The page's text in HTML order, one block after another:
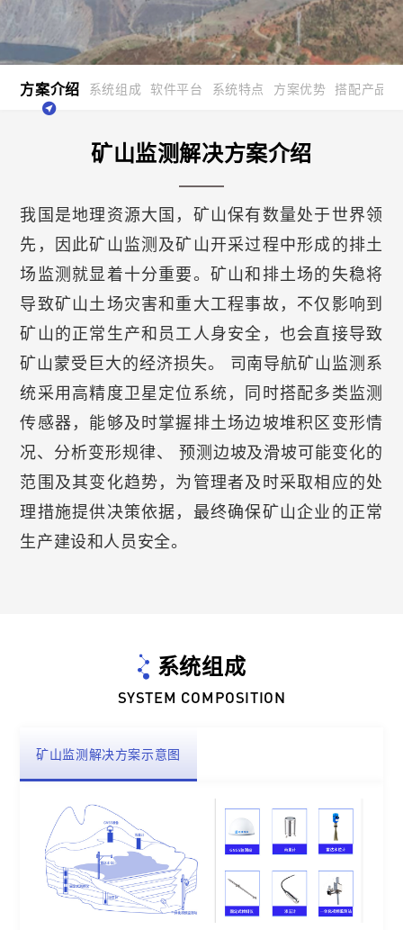
方案介绍 系统组成 软件平台 系统特点 方案优势 搭配产品
矿山监测解决方案介绍
我国是地理资源大国，矿山保有数量处于世界领
先，因此矿山监测及矿山开采过程中形成的排土
场监测就显着十分重要。矿山和排土场的失稳将
导致矿山土场灾害和重大工程事故，不仅影响到
矿山的正常生产和员工人身安全，也会直接导致
矿山蒙受巨大的经济损失。 司南导航矿山监测系
统采用高精度卫星定位系统，同时搭配多类监测
传感器，能够及时掌握排土场边坡堆积区变形情
况、分析变形规律、 预测边坡及滑坡可能变化的
范围及其变化趋势，为管理者及时采取相应的处
理措施提供决策依据，最终确保矿山企业的正常
生产建设和人员安全。
系统组成
SYSTEM COMPOSITION
矿山监测解决方案示意图